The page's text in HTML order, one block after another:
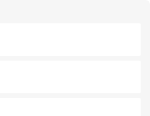
地元の風情を楽しめる外せないスポット